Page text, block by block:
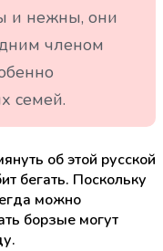
и нежны, они
членом
семей.
об этой русской
бегать. Поскольку
можно
борзые могут